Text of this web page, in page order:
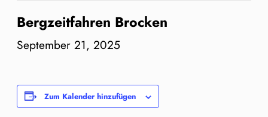
Bergzeitfahren Brocken
September 21, 2025
Zum Kalender hinzufügen